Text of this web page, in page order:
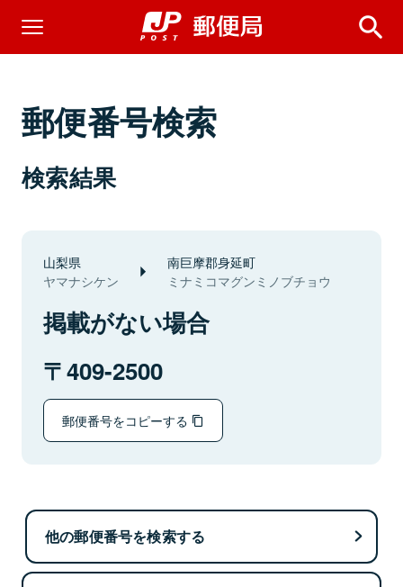
郵便番号検索
検索結果
山梨県
ヤマナシケン
南巨摩郡身延町
ミナミコマグンミノブチョウ
掲載がない場合
409-2500
郵便番号をコピーする
他の郵便番号を検索する